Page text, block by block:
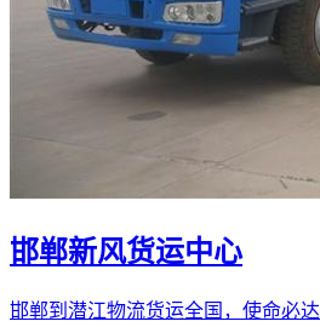
邯郸新风货运中心
邯郸到潜江物流货运全国，使命必达